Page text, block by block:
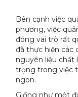
Bên cạnh việc
phương, việc
đóng vai trò rất
đã thực hiện các
nguyên liệu chất
trọng trong việc
ngon.
Giống như một